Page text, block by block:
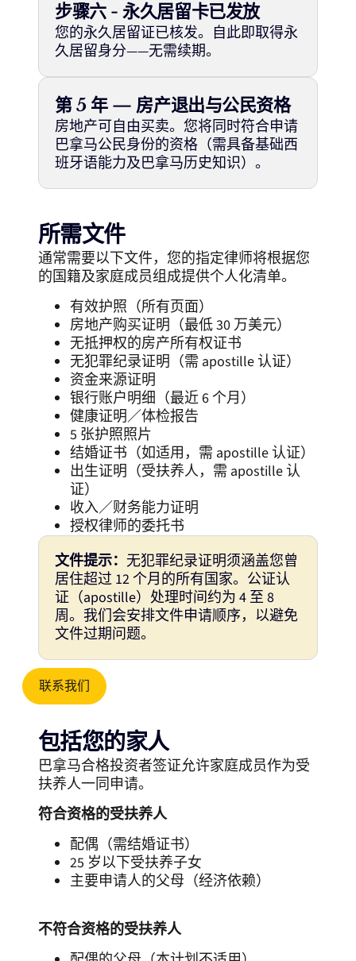
步骤六 - 永久居留卡已发放
您的永久居留证已核发。自此即取得永
久居留身分——无需续期。
第 5 年 — 房产退出与公民资格
房地产可自由买卖。您将同时符合申请
巴拿马公民身份的资格（需具备基础西
班牙语能力及巴拿马历史知识）。
所需文件
通常需要以下文件，您的指定律师将根据您
的国籍及家庭成员组成提供个人化清单。
有效护照（所有页面）
房地产购买证明（最低 30 万美元）
无抵押权的房产所有权证书
无犯罪纪录证明（需 apostille 认证）
资金来源证明
银行账户明细（最近 6 个月）
健康证明／体检报告
5 张护照照片
结婚证书（如适用，需 apostille 认证）
出生证明（受扶养人，需 apostille 认
证）
收入／财务能力证明
授权律师的委托书
文件提示： 无犯罪纪录证明须涵盖您曾
居住超过 12 个月的所有国家。公证认
证（apostille）处理时间约为 4 至 8
周。我们会安排文件申请顺序，以避免
文件过期问题。
联系我们
包括您的家人
巴拿马合格投资者签证允许家庭成员作为受
扶养人一同申请。
符合资格的受扶养人
配偶（需结婚证书）
25 岁以下受扶养子女
主要申请人的父母（经济依赖）
不符合资格的受扶养人